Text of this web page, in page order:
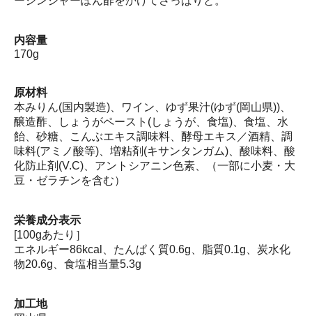
内容量
170g
原材料
本みりん(国内製造)、ワイン、ゆず果汁(ゆず(岡山県))、
醸造酢、しょうがペースト(しょうが、食塩)、食塩、水
飴、砂糖、こんぶエキス調味料、酵母エキス／酒精、調
味料(アミノ酸等)、増粘剤(キサンタンガム)、酸味料、酸
化防止剤(V.C)、アントシアニン色素、（一部に小麦・大
豆・ゼラチンを含む）
栄養成分表示
[100gあたり］
エネルギー86kcal、たんぱく質0.6g、脂質0.1g、炭水化
物20.6g、食塩相当量5.3g
加工地